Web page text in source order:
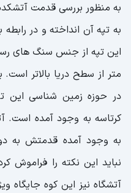
به منظور بررسی قدمت
به تپه آن انداخته و در رابطه
متر از سطح دریا بالاتر
در حوزه زمین شناسی این
کرتاسه به وجود آمده است.
به وجود آمده قدمتش به
نباید این نکته را فراموش
آتشگاه نیز این کوه جایگاه